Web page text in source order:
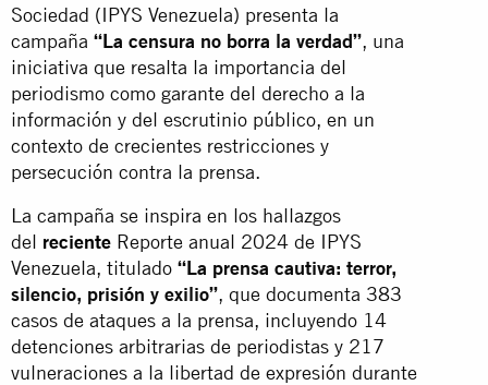
Sociedad (IPYS Venezuela) presenta la
campaña “La censura no borra la verdad”, una
iniciativa que resalta la importancia del
periodismo como garante del derecho a la
información y del escrutinio público, en un
contexto de crecientes restricciones y
persecución contra la prensa.
La campaña se inspira en los hallazgos
del reciente Reporte anual 2024 de IPYS
Venezuela, titulado “La prensa cautiva: terror,
silencio, prisión y exilio”, que documenta 383
casos de ataques a la prensa, incluyendo 14
detenciones arbitrarias de periodistas y 217
vulneraciones a la libertad de expresión durante